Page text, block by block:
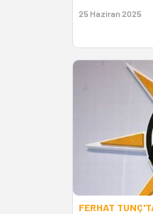
25 Haziran 2025
FERHAT